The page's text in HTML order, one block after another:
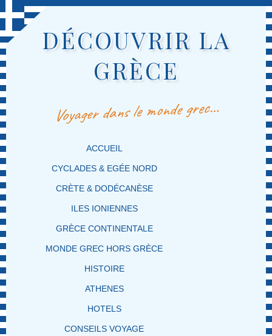
DÉCOUVRIR LA
GRÈCE
Voyager dans le monde grec…
MENU PRINCIPAL
MASQUER LA NAVIGATION PRINCIPALE
MASQUER LA NAVIGATION SECONDAIRE
ACCUEIL
CYCLADES & EGÉE NORD
CRÈTE & DODÉCANÈSE
ILES IONIENNES
GRÈCE CONTINENTALE
MONDE GREC HORS GRÈCE
HISTOIRE
ATHENES
HOTELS
CONSEILS VOYAGE